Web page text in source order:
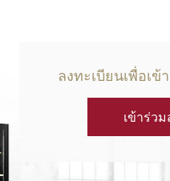
ลงทะเบียนเพื่อเข้
เข้าร่ว